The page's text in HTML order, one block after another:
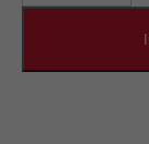
Designputz